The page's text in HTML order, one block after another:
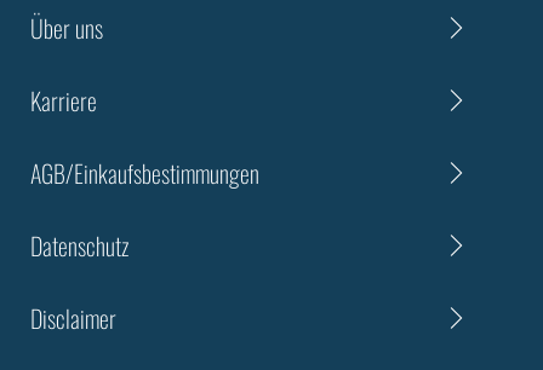
Über uns
Karriere
AGB/Einkaufsbestimmungen
Datenschutz
Disclaimer